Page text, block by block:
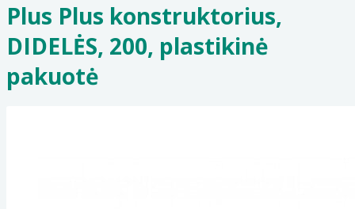
Plus Plus konstruktorius,
DIDELĖS, 200, plastikinė
pakuotė